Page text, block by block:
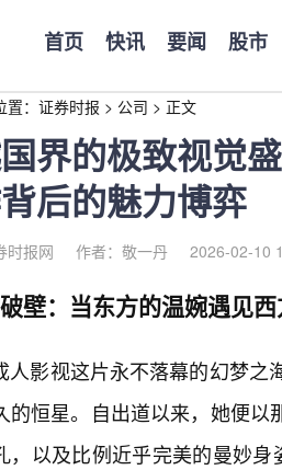
首页 快讯 要闻 股市
： 证券时报 > 公司 > 正文
界的极致视觉
后的魅力博弈
时报网 作者：敬一丹 2026-02-10
壁：当东方的温婉遇见
人影视这片永不落幕的幻梦之
的恒星。自出道以来，她便
，以及比例近乎完美的曼妙